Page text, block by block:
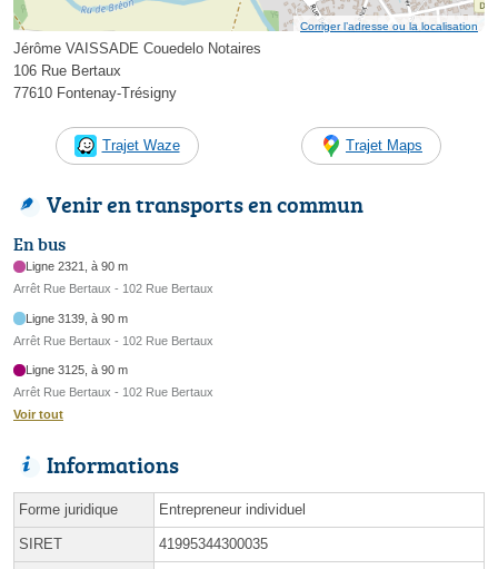
Corriger l’adresse ou la localisation
Jérôme VAISSADE Couedelo Notaires
106 Rue Bertaux
77610 Fontenay-Trésigny
Trajet Waze Trajet Maps
Venir en transports en commun
En bus
Ligne 2321, à 90 m
Arrêt Rue Bertaux - 102 Rue Bertaux
Ligne 3139, à 90 m
Arrêt Rue Bertaux - 102 Rue Bertaux
Ligne 3125, à 90 m
Arrêt Rue Bertaux - 102 Rue Bertaux
Voir tout
Informations
Forme juridique Entrepreneur individuel
SIRET 41995344300035